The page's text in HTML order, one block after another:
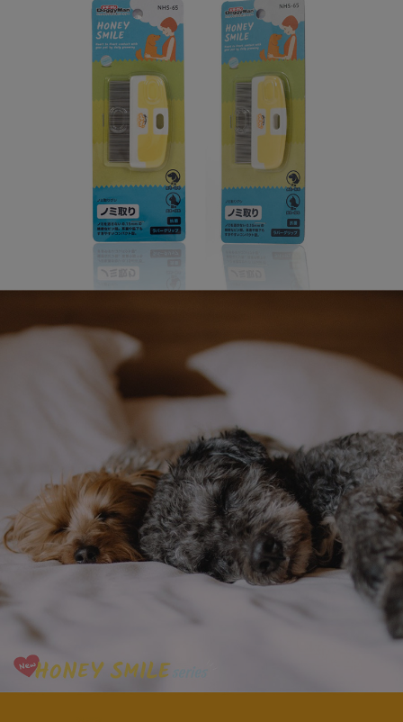
페이코 라이
구매